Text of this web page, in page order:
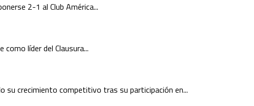
2-1 al Club América...
líder del Clausura...
su crecimiento competitivo tras su participación en...